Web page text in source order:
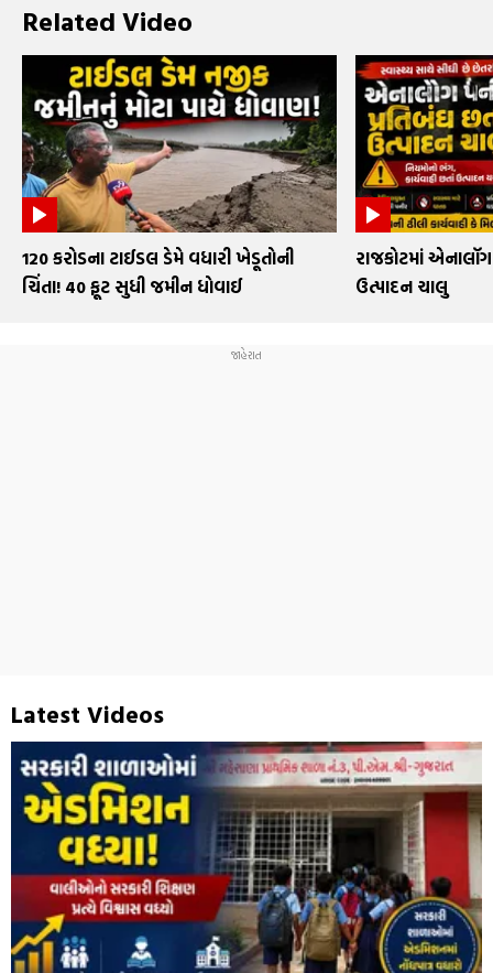
Related Video
₹120 કરોડના ટાઈડલ ડેમે વધારી ખેડૂતોની
ચિંતા! 40 ફૂટ સુધી જમીન ધોવાઈ
રાજકોટમાં
ઉત્પાદન ચાલુ
Latest Videos